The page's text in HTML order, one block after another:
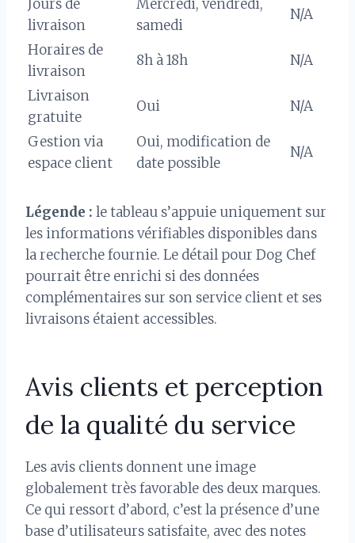
Jours de
livraison
Mercredi, vendredi,
samedi
N/A
Horaires de
livraison
8h à 18h N/A
Livraison
gratuite
Oui N/A
Gestion via
espace client
Oui, modification de
date possible
N/A
Légende : le tableau s’appuie uniquement sur
les informations vérifiables disponibles dans
la recherche fournie. Le détail pour Dog Chef
pourrait être enrichi si des données
complémentaires sur son service client et ses
livraisons étaient accessibles.
Avis clients et perception
de la qualité du service
Les avis clients donnent une image
globalement très favorable des deux marques.
Ce qui ressort d’abord, c’est la présence d’une
base d’utilisateurs satisfaite, avec des notes